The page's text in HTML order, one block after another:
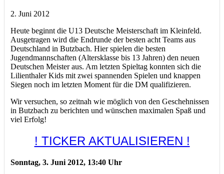
2. Juni 2012
Heute beginnt die U13 Deutsche Meisterschaft im Kleinfeld.
Ausgetragen wird die Endrunde der besten acht Teams aus
Deutschland in Butzbach. Hier spielen die besten
Jugendmannschaften (Altersklasse bis 13 Jahren) den neuen
Deutschen Meister aus. Am letzten Spieltag konnten sich die
Lilienthaler Kids mit zwei spannenden Spielen und knappen
Siegen noch im letzten Moment für die DM qualifizieren.
Wir versuchen, so zeitnah wie möglich von den Geschehnissen
in Butzbach zu berichten und wünschen maximalen Spaß und
viel Erfolg!
! TICKER AKTUALISIEREN !
Sonntag, 3. Juni 2012, 13:40 Uhr